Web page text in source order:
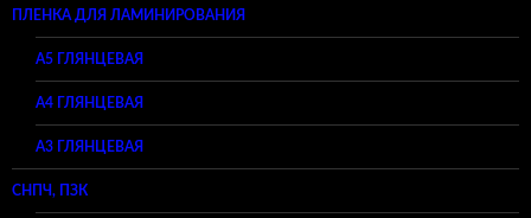
ПЛЕНКА ДЛЯ ЛАМИНИРОВАНИЯ
A5 ГЛЯНЦЕВАЯ
А4 ГЛЯНЦЕВАЯ
A3 ГЛЯНЦЕВАЯ
СНПЧ, ПЗК